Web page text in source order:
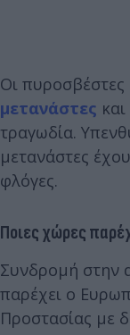
Οι πυροσβέστες
μετανάστες
τραγωδία.
μετανάστες
φλόγες.
Ποιες χώρες
Συνδρομή στην
παρέχει ο
Προστασίας με